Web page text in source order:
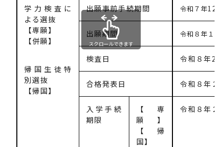
学力検査に
よる選抜
【専願】
【併願】
帰国生徒特
別選抜
【帰国】
出願事前手続期間 令和７年12
出願期間 令和８年１
検査日 令和８年2
合格発表日 令和８年
入学手続
期限
【専
願】
【帰
国】
令和８年
スクロールできます